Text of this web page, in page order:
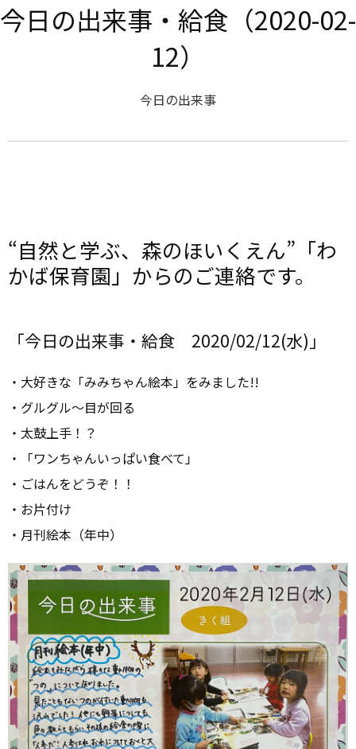
今日の出来事・給食（2020-02-
12）
今日の出来事
“自然と学ぶ、森のほいくえん”「わ
かば保育園」からのご連絡です。
「今日の出来事・給食 2020/02/12(水)」
・大好きな「みみちゃん絵本」をみました!!
・グルグル～目が回る
・太鼓上手！？
・「ワンちゃんいっぱい食べて」
・ごはんをどうぞ！！
・お片付け
・月刊絵本（年中）